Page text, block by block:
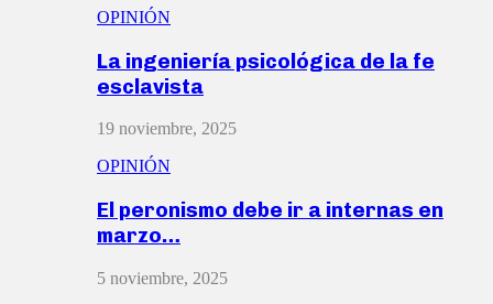
OPINIÓN
La ingeniería psicológica de la fe
esclavista
19 noviembre, 2025
OPINIÓN
El peronismo debe ir a internas en
marzo…
5 noviembre, 2025